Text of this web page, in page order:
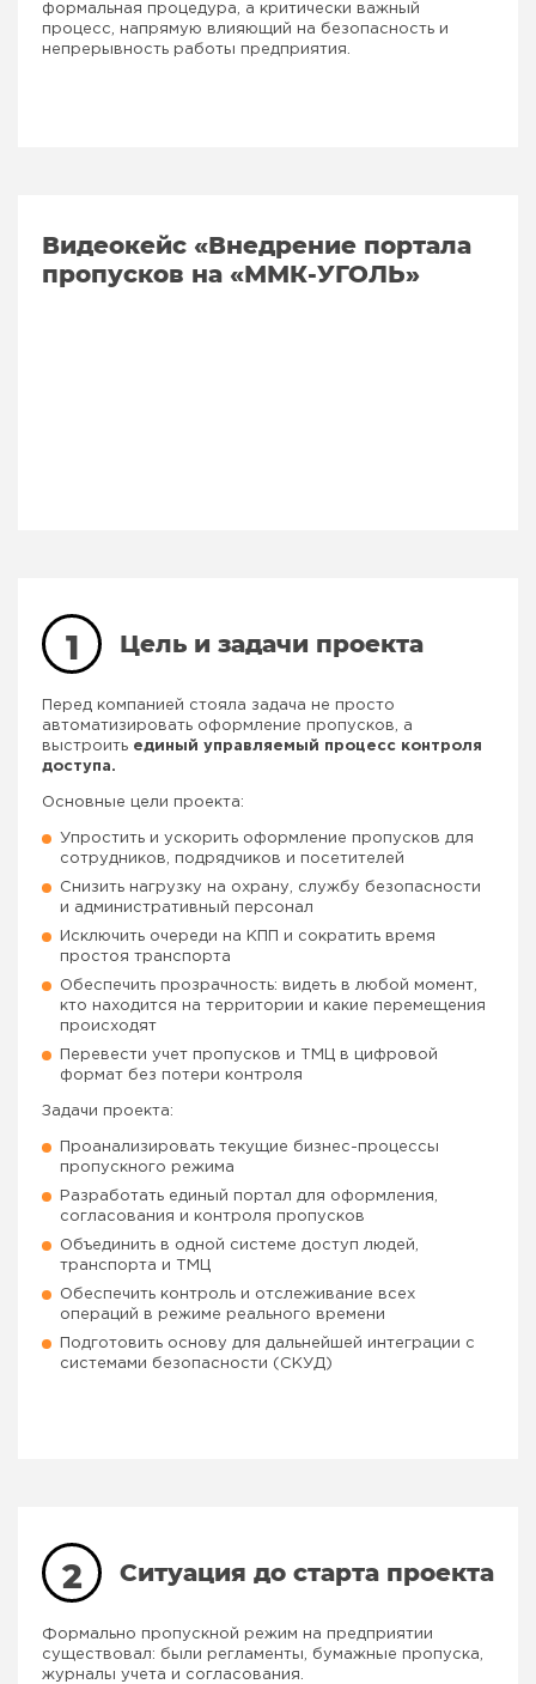
формальная процедура, а критически важный
процесс, напрямую влияющий на безопасность и
непрерывность работы предприятия.
Видеокейс «Внедрение портала
пропусков на «ММК-УГОЛЬ»
1 Цель и задачи проекта
Перед компанией стояла задача не просто
автоматизировать оформление пропусков, а
выстроить единый управляемый процесс контроля
доступа.
Основные цели проекта:
Упростить и ускорить оформление пропусков для
сотрудников, подрядчиков и посетителей
Снизить нагрузку на охрану, службу безопасности
и административный персонал
Исключить очереди на КПП и сократить время
простоя транспорта
Обеспечить прозрачность: видеть в любой момент,
кто находится на территории и какие перемещения
происходят
Перевести учет пропусков и ТМЦ в цифровой
формат без потери контроля
Задачи проекта:
Проанализировать текущие бизнес-процессы
пропускного режима
Разработать единый портал для оформления,
согласования и контроля пропусков
Объединить в одной системе доступ людей,
транспорта и ТМЦ
Обеспечить контроль и отслеживание всех
операций в режиме реального времени
Подготовить основу для дальнейшей интеграции с
системами безопасности (СКУД)
2 Ситуация до старта проекта
Формально пропускной режим на предприятии
существовал: были регламенты, бумажные пропуска,
журналы учета и согласования.